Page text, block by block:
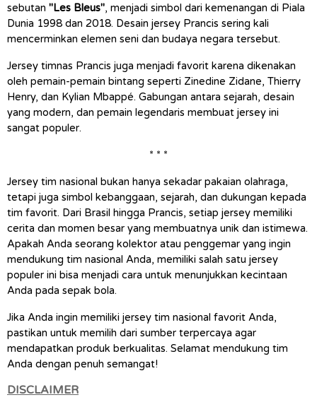
sebutan "Les Bleus", menjadi simbol dari kemenangan di Piala
Dunia 1998 dan 2018. Desain jersey Prancis sering kali
mencerminkan elemen seni dan budaya negara tersebut.
Jersey timnas Prancis juga menjadi favorit karena dikenakan
oleh pemain-pemain bintang seperti Zinedine Zidane, Thierry
Henry, dan Kylian Mbappé. Gabungan antara sejarah, desain
yang modern, dan pemain legendaris membuat jersey ini
sangat populer.
* * *
Jersey tim nasional bukan hanya sekadar pakaian olahraga,
tetapi juga simbol kebanggaan, sejarah, dan dukungan kepada
tim favorit. Dari Brasil hingga Prancis, setiap jersey memiliki
cerita dan momen besar yang membuatnya unik dan istimewa.
Apakah Anda seorang kolektor atau penggemar yang ingin
mendukung tim nasional Anda, memiliki salah satu jersey
populer ini bisa menjadi cara untuk menunjukkan kecintaan
Anda pada sepak bola.
Jika Anda ingin memiliki jersey tim nasional favorit Anda,
pastikan untuk memilih dari sumber terpercaya agar
mendapatkan produk berkualitas. Selamat mendukung tim
Anda dengan penuh semangat!
DISCLAIMER